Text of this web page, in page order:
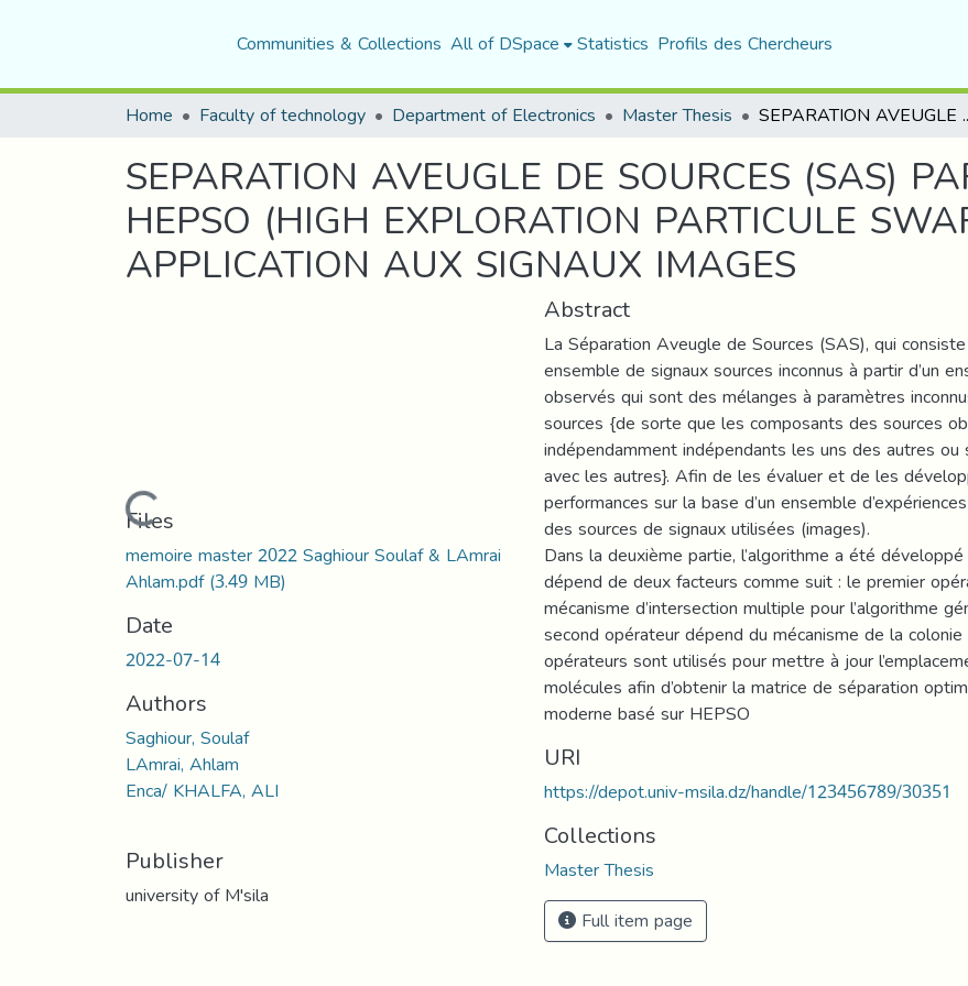
Communities & Collections All of DSpace Statistics Profils des Chercheurs
Home Faculty of technology Department of Electronics Master Thesis SEPARATION AVEUGLE DE SOURCES (SAS) PAR
SEPARATION AVEUGLE DE SOURCES (SAS)
HEPSO (HIGH EXPLORATION PARTICULE
APPLICATION AUX SIGNAUX IMAGES
Loading...
Files
memoire master 2022 Saghiour Soulaf & LAmrai
Ahlam.pdf(3.49 MB)
Date
2022-07-14
Authors
Saghiour, Soulaf
LAmrai, Ahlam
Enca/ KHALFA, ALI
Publisher
university of M'sila
Abstract
La Séparation Aveugle de Sources (SAS), qui
ensemble de signaux sources inconnus à partir d’un
observés qui sont des mélanges à paramètres
sources {de sorte que les composants des sources
indépendamment indépendants les uns des autres
avec les autres}. Afin de les évaluer et de les
performances sur la base d’un ensemble
des sources de signaux utilisées (images).
Dans la deuxième partie, l’algorithme a été
dépend de deux facteurs comme suit : le premier
mécanisme d’intersection multiple pour l’algorithme
second opérateur dépend du mécanisme de la
opérateurs sont utilisés pour mettre à jour
molécules afin d’obtenir la matrice de séparation
moderne basé sur HEPSO
URI
https://depot.univ-msila.dz/handle/123456789/30351
Collections
Master Thesis
Full item page